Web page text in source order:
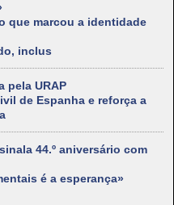
que marcou a identidade
inclus
pela URAP
de Espanha e reforça a
44.º aniversário com
é a esperança»